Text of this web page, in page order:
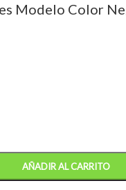
Modelo Color
AÑADIR AL CARRITO